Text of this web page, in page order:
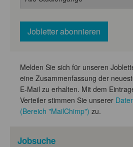
Melden Sie sich für unseren
eine Zusammenfassung der
E-Mail zu erhalten. Mit dem
Verteiler stimmen Sie unserer
(Bereich "MailChimp") zu.
Jobsuche